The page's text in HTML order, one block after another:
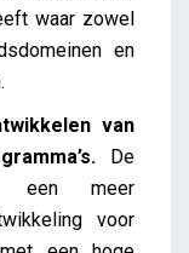
waar zowel
en
van
De
een meer
voor